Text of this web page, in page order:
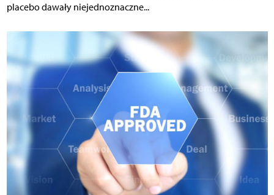
placebo dawały niejednoznaczne...